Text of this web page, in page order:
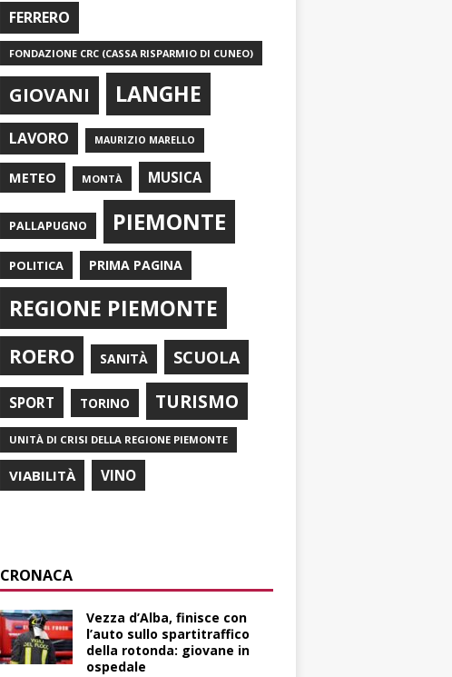
FERRERO
FONDAZIONE CRC (CASSA RISPARMIO DI CUNEO)
GIOVANI LANGHE
LAVORO MAURIZIO MARELLO
METEO MONTÀ MUSICA
PALLAPUGNO PIEMONTE
POLITICA PRIMA PAGINA
REGIONE PIEMONTE
ROERO SANITÀ SCUOLA
SPORT TORINO TURISMO
UNITÀ DI CRISI DELLA REGIONE PIEMONTE
VIABILITÀ VINO
CRONACA
Vezza d’Alba, finisce con
l’auto sullo spartitraffico
della rotonda: giovane in
ospedale